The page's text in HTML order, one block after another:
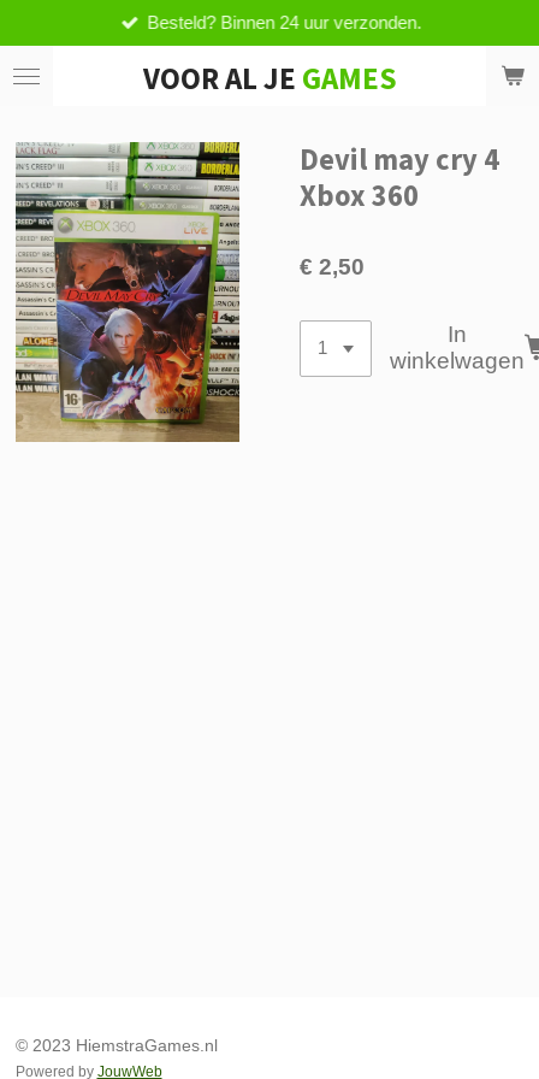
direct
naar
VOOR AL JE GAMES
Besteld? Binnen 24 uur verzonden.
Devil may cry 4
Xbox 360
€ 2,50
In
winkelwagen
© 2023 HiemstraGames.nl
Powered by JouwWeb